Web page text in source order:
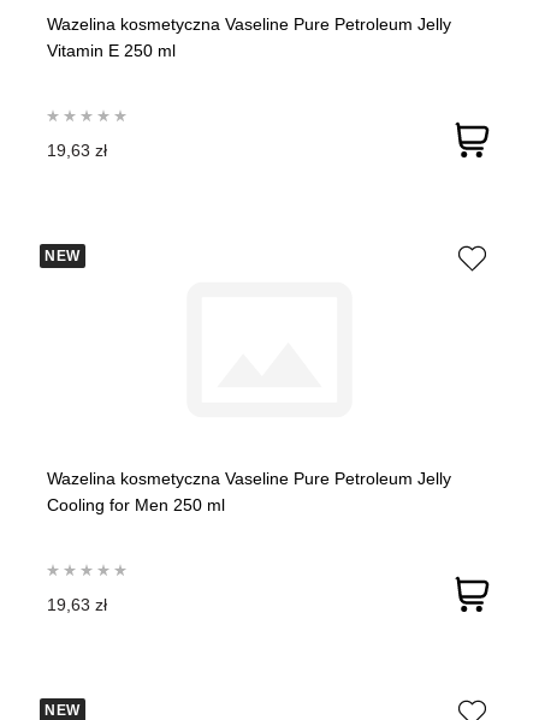
Wazelina kosmetyczna Vaseline Pure Petroleum Jelly
Vitamin E 250 ml
19,63 zł
NEW
Wazelina kosmetyczna Vaseline Pure Petroleum Jelly
Cooling for Men 250 ml
19,63 zł
NEW